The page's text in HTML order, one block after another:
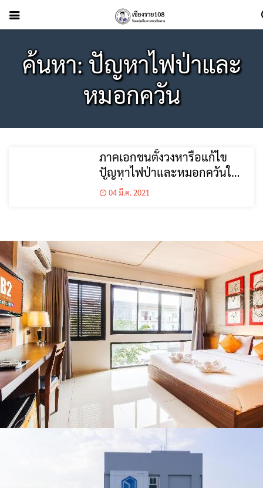
ค้นหา: ปัญหาไฟป่าและ
หมอกควัน
ภาคเอกชนตั้งวงหารือแก้ไข
ปัญหาไฟป่าและหมอกควันใน
พื้นที่จังหวัดเชียงราย
04 มี.ค. 2021